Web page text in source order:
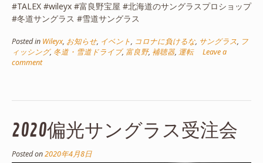
#TALEX #wileyx #富良野宝屋 #北海道のサングラスプロショップ
#冬道サングラス #雪道サングラス
Posted in Wileyx, お知らせ, イベント, コロナに負けるな, サングラス, フ
ィッシング, 冬道・雪道ドライブ, 富良野, 補聴器, 運転
Leave a
comment
2020偏光サングラス受注会
Posted on2020年4月8日